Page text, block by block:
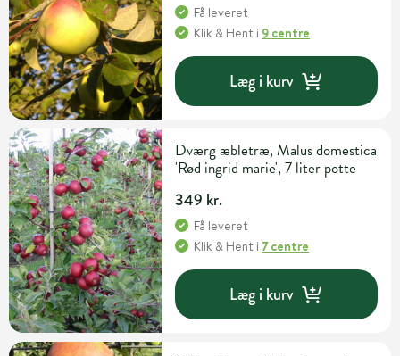
Få leveret
Klik & Hent i 9 centre
Læg i kurv
Dværg æbletræ, Malus domestica
'Rød ingrid marie', 7 liter potte
349 kr.
Få leveret
Klik & Hent i 7 centre
Læg i kurv